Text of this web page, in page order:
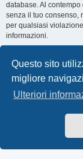
Questo sito
migliore
Ulteriori
database. Al
senza il tuo consenso,
per qualsiasi
informazioni.
T-Roc Club T-Roc